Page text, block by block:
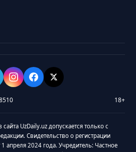
18+
UzDaily.uz допускается только с
Свидетельство о регистрации
апреля 2024 года. Учредитель: Частное